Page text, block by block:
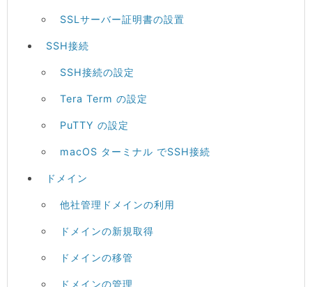
SSLサーバー証明書の設置
SSH接続
SSH接続の設定
Tera Term の設定
PuTTY の設定
macOS ターミナル でSSH接続
ドメイン
他社管理ドメインの利用
ドメインの新規取得
ドメインの移管
ドメインの管理